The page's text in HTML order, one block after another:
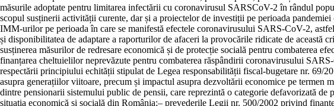
măsurile adoptate pentru limitarea infectării cu coronavirusul SARSCoV-2 în rândul
scopul susținerii activității curente, dar și a proiectelor de investiții pe perioada
IMM-urilor pe perioada în care se manifestă efectele coronavirusului SARS-CoV-2,
și disponibilitatea de adaptare a raporturilor de afaceri la provocările ridicate de această
susținerea măsurilor de redresare economică și de protecție socială pentru combaterea
finanțarea cheltuielilor neprevăzute pentru combaterea răspândirii coronavirusului
respectării principiului echității stipulat de Legea responsabilității fiscal-bugetare nr.
asupra generațiilor viitoare, precum și impactul asupra dezvoltării economice pe termen
dintre pensionarii sistemului public de pensii, care reprezintă o categorie defavorizată
situația economică și socială din România;– prevederile Legii nr. 500/2002 privind